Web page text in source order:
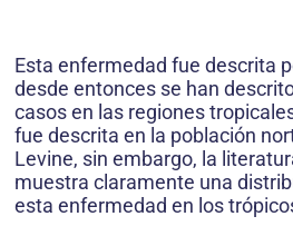
Esta enfermedad fue descrita
desde entonces se han
casos en las regiones
fue descrita en la población
Levine, sin embargo, la
muestra claramente una
esta enfermedad en los